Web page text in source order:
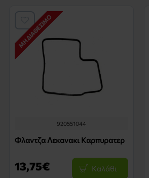
ΜΗ ΔΙΑΘΈΣΙΜΟ
920551044
Φλαντζα Λεκανακι Καρπυρατερ
13,75€ Καλάθι